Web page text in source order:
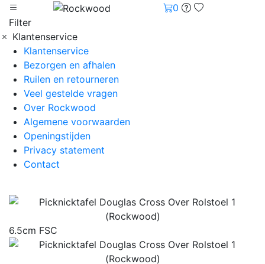
0
Filter
Klantenservice
Klantenservice
Bezorgen en afhalen
Ruilen en retourneren
Veel gestelde vragen
Over Rockwood
Algemene voorwaarden
Openingstijden
Privacy statement
Contact
6.5cm FSC